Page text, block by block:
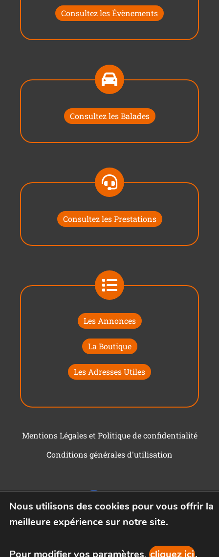
Consultez les Évènements
Consultez les Balades
Consultez les Prestations
Les Annonces
La Boutique
Les Adresses Utiles
Mentions Légales et Politique de confidentialité
Conditions générales d'utilisation
Nous utilisons des cookies pour vous offrir la
meilleure expérience sur notre site.
Pour modifier vos paramètres, cliquez ici.